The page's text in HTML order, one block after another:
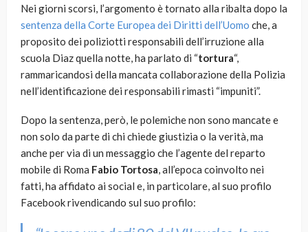
Nei giorni scorsi, l’argomento è tornato alla ribalta dopo la
sentenza della Corte Europea dei Diritti dell’Uomo che, a
proposito dei poliziotti responsabili dell’irruzione alla
scuola Diaz quella notte, ha parlato di “tortura“,
rammaricandosi della mancata collaborazione della Polizia
nell’identificazione dei responsabili rimasti “impuniti”.
Dopo la sentenza, però, le polemiche non sono mancate e
non solo da parte di chi chiede giustizia o la verità, ma
anche per via di un messaggio che l’agente del reparto
mobile di Roma Fabio Tortosa, all’epoca coinvolto nei
fatti, ha affidato ai social e, in particolare, al suo profilo
Facebook rivendicando sul suo profilo: